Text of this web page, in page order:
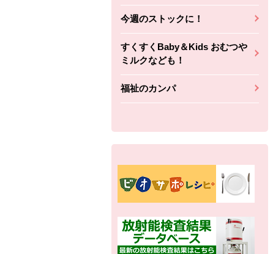
今週のストックに！
すくすくBaby＆Kids おむつや
ミルクなども！
福祉のカンパ